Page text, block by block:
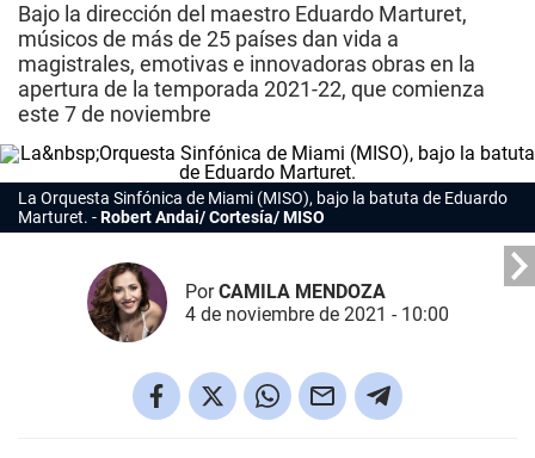
Bajo la dirección del maestro Eduardo Marturet,
músicos de más de 25 países dan vida a
magistrales, emotivas e innovadoras obras en la
apertura de la temporada 2021-22, que comienza
este 7 de noviembre
La Orquesta Sinfónica de Miami (MISO), bajo la batuta de Eduardo
Marturet.
Robert Andai/ Cortesía/ MISO
PorCAMILA MENDOZA
4 de noviembre de 2021 - 10:00